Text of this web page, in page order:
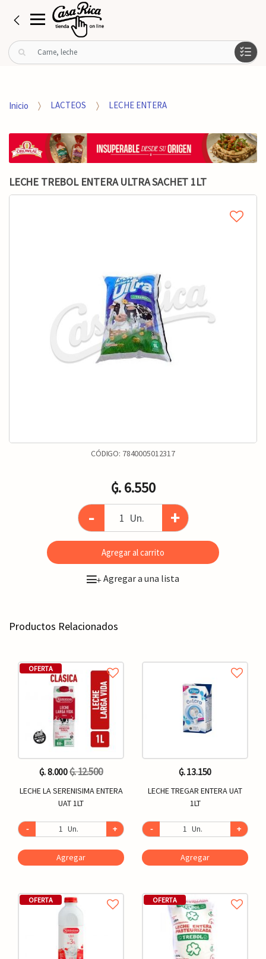
B
u
r
o
Inicio LACTEOS LECHE ENTERA
LECHE TREBOL ENTERA ULTRA SACHET 1LT
CÓDIGO: 7840005012317
₲. 6.550
- Un. +
Agregar al carrito
+Agregar a una lista
Productos Relacionados
OFERTA
₲. 8.000₲. 12.500
LECHE LA SERENISIMA ENTERA
UAT 1LT
- Un. +
Agregar
OFERTA
₲. 13.150
LECHE TREGAR ENTERA UAT
1LT
- Un. +
Agregar
OFERTA